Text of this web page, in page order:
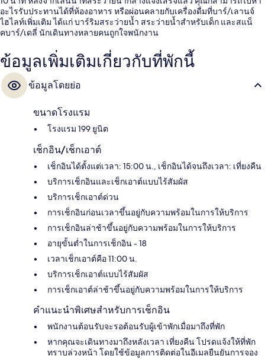
อะไรรับประทานได้ที่ห้องอาหาร หรือผ่อนคลายกับเครื่องดื่มที่บาร์/เลานจ์
ไฮไลท์เพิ่มเติม ได้แก่ บาร์ริมสระว่ายน้ำ สระว่ายน้ำสำหรับเด็ก และสแน็
คบาร์/เดลี่ นักเดินทางหลายคนถูกใจพนักงาน
ข้อมูลเพิ่มเติมเกี่ยวกับที่พักนี้
ข้อมูลโดยย่อ
ขนาดโรงแรม
โรงแรม 199 ยูนิต
เช็กอิน/เช็กเอาต์
เช็กอินได้ตั้งแต่เวลา: 15:00 น., เช็กอินได้จนถึงเวลา: เที่ยงคืน
บริการเช็กอินและเช็กเอาต์แบบไร้สัมผัส
บริการเช็กเอาต์ด่วน
การเช็กอินก่อนเวลาขึ้นอยู่กับความพร้อมในการให้บริการ
การเช็กอินล่าช้าขึ้นอยู่กับความพร้อมในการให้บริการ
อายุขั้นต่ำในการเช็กอิน - 18
เวลาเช็กเอาต์คือ 11:00 น.
บริการเช็กเอาต์แบบไร้สัมผัส
การเช็กเอาต์ล่าช้าขึ้นอยู่กับความพร้อมในการให้บริการ
คำแนะนำพิเศษสำหรับการเช็กอิน
พนักงานต้อนรับจะรอต้อนรับผู้เข้าพักเมื่อมาถึงที่พัก
หากคุณจะเดินทางมาถึงหลังเวลา เที่ยงคืน โปรดแจ้งให้ที่พัก
ทราบล่วงหน้า โดยใช้ข้อมูลการติดต่อในอีเมลยืนยันการจอง